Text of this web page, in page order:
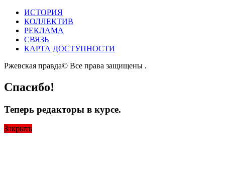
ИСТОРИЯ
КОЛЛЕКТИВ
РЕКЛАМА
СВЯЗЬ
КАРТА ДОСТУПНОСТИ
Ржевская правда© Все права защищены .
Спасибо!
Теперь редакторы в курсе.
Закрыть